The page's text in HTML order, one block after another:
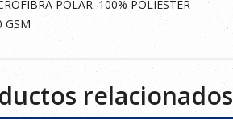
POLAR. 100% POLIÉSTER
GSM
relacionados